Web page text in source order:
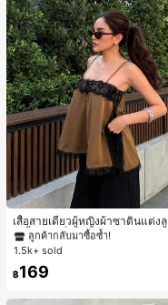
เสื้อสายเดี่ยวผู้หญิงผ้าซาตินแต่ง
- เสื้อสายเดี่ยวฤดูร้อนสีคากีมีรอย
นข้างที่น่าดึงดูดแบบสบายๆ
#1 ขายดี
ลูกค้ากลับมาซื้อซ้ำ!
#1 ขายดี
ลูกค้ากลับมาซื้อซ้ำ!
#1 ขายดี
ลูกค้ากลับมาซื้อซ้ำ!
#1 ขายดี
1.5k+ sold
฿169